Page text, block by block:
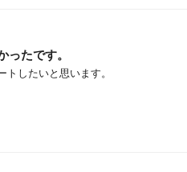
ったです。
したいと思います。